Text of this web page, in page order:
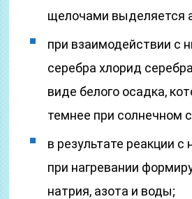
щелочами выделяется
при взаимодействии с
серебра хлорид
виде белого осадка,
темнее при солнечном
в результате реакции
при нагревании
натрия, азота и воды;